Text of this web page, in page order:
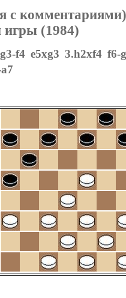
с комментариями)
(1984)
f4 e5xg3 3.h2xf4